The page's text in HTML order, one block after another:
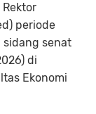
Rektor
periode
sidang senat
di
Ekonomi